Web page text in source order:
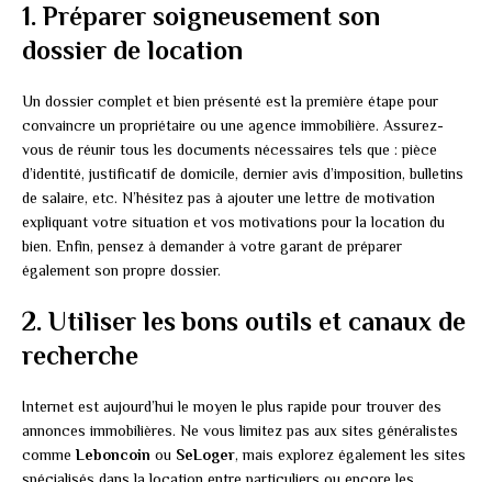
1. Préparer soigneusement son
dossier de location
Un dossier complet et bien présenté est la première étape pour
convaincre un propriétaire ou une agence immobilière. Assurez-
vous de réunir tous les documents nécessaires tels que : pièce
d’identité, justificatif de domicile, dernier avis d’imposition, bulletins
de salaire, etc. N’hésitez pas à ajouter une lettre de motivation
expliquant votre situation et vos motivations pour la location du
bien. Enfin, pensez à demander à votre garant de préparer
également son propre dossier.
2. Utiliser les bons outils et canaux de
recherche
Internet est aujourd’hui le moyen le plus rapide pour trouver des
annonces immobilières. Ne vous limitez pas aux sites généralistes
commeLeboncoin ou SeLoger, mais explorez également les sites